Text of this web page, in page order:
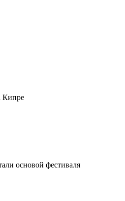
Кипре
основой фестиваля